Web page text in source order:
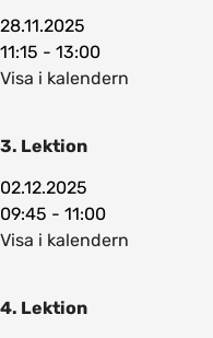
28.11.2025
11:15 - 13:00
Visa i kalendern
3. Lektion
02.12.2025
09:45 - 11:00
Visa i kalendern
4. Lektion